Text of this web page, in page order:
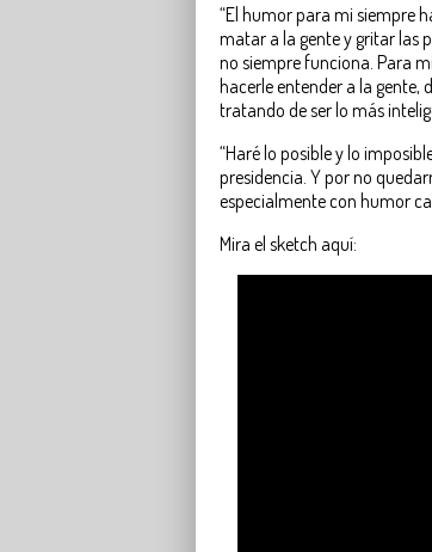
“El humor para mi siempre
matar a la gente y gritar las
no siempre funciona. Para
hacerle entender a la gente,
tratando de ser lo más
“Haré lo posible y lo
presidencia. Y por no
especialmente con humor
Mira el sketch aquí: